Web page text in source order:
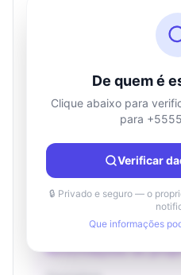
Informações de
País
Cidade
Região
Informações do
De quem é
Clique abaixo para
para
Verificar
🔒 Privado e seguro — o
Que informações